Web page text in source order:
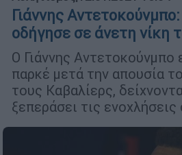
Γιάννης
οδήγησε σε άνετη νίκη
Ο Γιάννης
παρκέ μετά την απουσία
τους Καβαλίερς,
ξεπεράσει τις